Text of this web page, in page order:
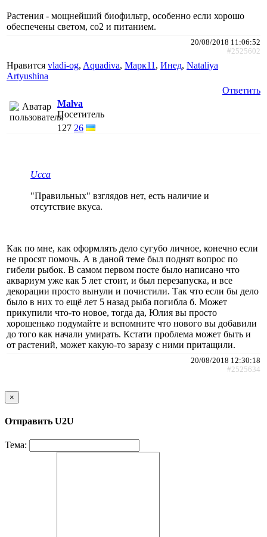
Растения - мощнейший биофильтр, особенно если хорошо
обеспечены светом, со2 и питанием.
20/08/2018 11:06:52
#2525602
Нравится vladi-og, Aquadiva, Марк11 , Инед, Nataliya
Artyushina
Ответить
Malva
Посетитель
127 26
Ucca
"Правильных" взглядов нет, есть наличие и
отсутствие вкуса.
Как по мне, как оформлять дело сугубо личное, конечно если
не просят помочь. А в даной теме был поднят вопрос по
гибели рыбок. В самом первом посте было написано что
аквариум уже как 5 лет стоит, и был перезапуска, и все
декорации просто вынули и почистили. Так что если бы дело
было в них то ещё лет 5 назад рыба погибла б. Может
прикупили что-то новое, тогда да, Юлия вы просто
хорошенько подумайте и вспомните что нового вы добавили
до того как начали умирать. Кстати проблема может быть и
от растений, может какую-то заразу с ними притащили.
20/08/2018 12:30:18
#2525634
×
Отправить U2U
Тема: